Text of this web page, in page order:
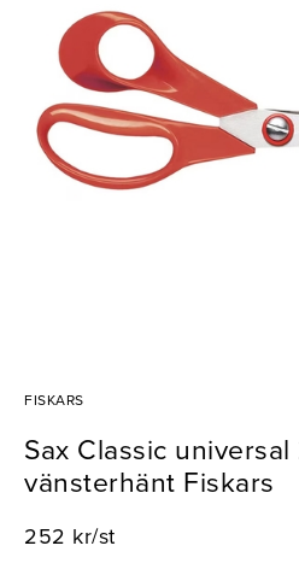
FISKARS
Sax Classic universal
vänsterhänt Fiskars
252 kr/st